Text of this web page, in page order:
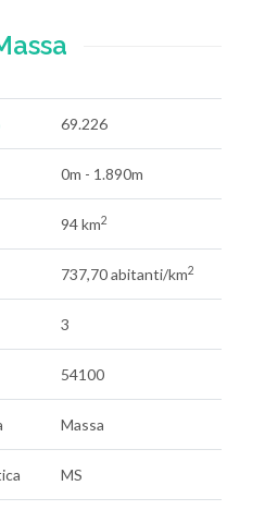
69.226
0m - 1.890m
94 km2
737,70 abitanti/km2
3
54100
Massa
MS